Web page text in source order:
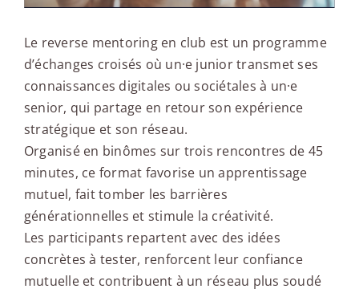
Le reverse mentoring en club est un programme
d’échanges croisés où un·e junior transmet ses
connaissances digitales ou sociétales à un·e
senior, qui partage en retour son expérience
stratégique et son réseau.
Organisé en binômes sur trois rencontres de 45
minutes, ce format favorise un apprentissage
mutuel, fait tomber les barrières
générationnelles et stimule la créativité.
Les participants repartent avec des idées
concrètes à tester, renforcent leur confiance
mutuelle et contribuent à un réseau plus soudé